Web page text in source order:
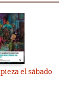
el sábado